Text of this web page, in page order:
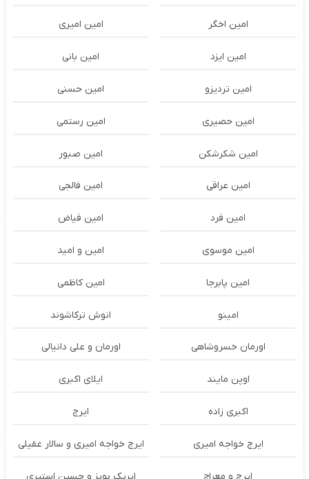
امین اخگر امین امیری
امین ایزد امین بانی
امین تردیزو امین حسنی
امین حصیری امین رستمی
امین شکرشکن امین صبور
امین عراقی امین فالجی
امین فرد امین فیاض
امین موسوی امین و امید
امین پابرجا امین کاظمی
امینو انوش ترکاشوند
اورمان خسروشاهی اورمان و علی دانیالی
اوپن مایند ايلاى اكبرى
اکبری زاده ایرج
ایرج خواجه امیری ایرج خواجه امیری و سالار عقیلی
ایرج و معراج ایریک بویز و حسین استیری